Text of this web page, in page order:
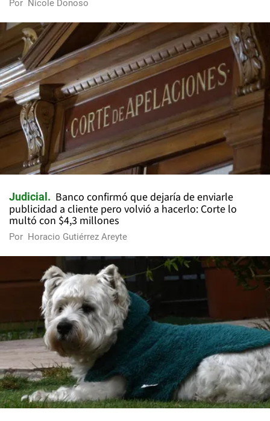
Por Nicole Donoso
Judicial
Banco confirmó que dejaría de enviarle
publicidad a cliente pero volvió a hacerlo: Corte lo
multó con $4,3 millones
Por Horacio Gutiérrez Areyte